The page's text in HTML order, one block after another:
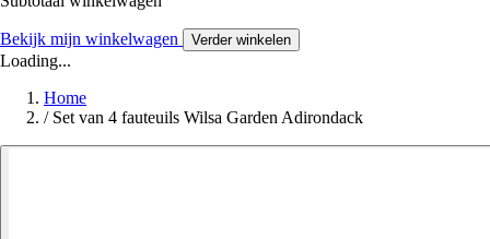
Bekijk mijn winkelwagen Verder winkelen
Loading...
Home
/ Set van 4 fauteuils Wilsa Garden Adirondack